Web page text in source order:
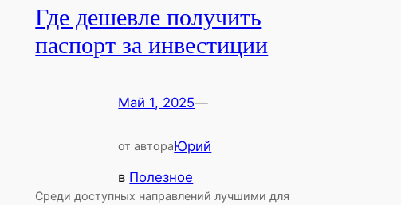
Где дешевле получить
паспорт за инвестиции
Май 1, 2025—
от автораЮрий
в Полезное
Среди доступных направлений лучшими для